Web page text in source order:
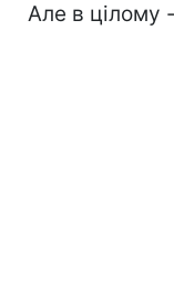
Але в цілому